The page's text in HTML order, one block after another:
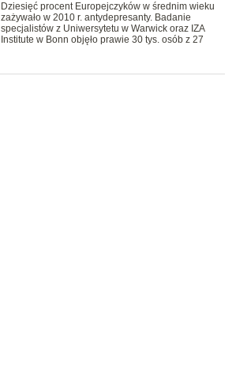
Dziesięć procent Europejczyków w średnim wieku
zażywało w 2010 r. antydepresanty. Badanie
specjalistów z Uniwersytetu w Warwick oraz IZA
Institute w Bonn objęło prawie 30 tys. osób z 27